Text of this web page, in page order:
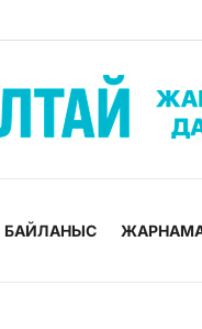
БАЙЛАНЫС